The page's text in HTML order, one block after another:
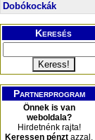
Dobókockák
Keresés
Partnerprogram
Önnek is van
weboldala?
Hirdetnénk rajta!
Keressen pénzt azzal,